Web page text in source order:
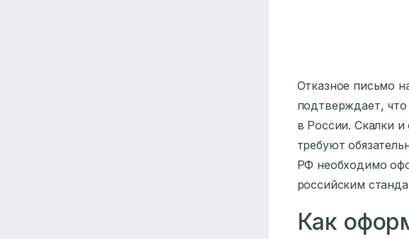
Отказное письмо
подтверждает,
в России. Скалки
требуют
РФ необходимо
российским
Как